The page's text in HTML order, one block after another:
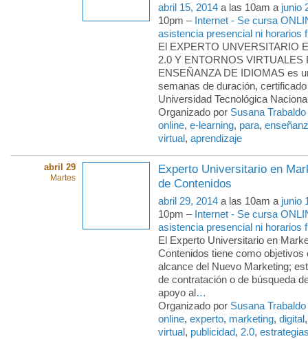
abril 15, 2014 a las 10am a junio
10pm – Internet - Se cursa
asistencia presencial ni horarios
El EXPERTO UNVERSITARIO
2.0 Y ENTORNOS VIRTUALES
ENSEÑANZA DE IDIOMAS es
semanas de duración,
Universidad Tecnológica
Organizado por Susana Trabaldo
online, e-learning, para,
virtual, aprendizaje
abril 29
Martes
Experto Universitario en
de Contenidos
abril 29, 2014 a las 10am a junio
10pm – Internet - Se cursa
asistencia presencial ni horarios
El Experto Universitario en
Contenidos tiene como objetivos
alcance del Nuevo Marketing;
de contratación o de búsqueda
apoyo al…
Organizado por Susana Trabaldo
online, experto, marketing, digital
virtual, publicidad, 2.0,